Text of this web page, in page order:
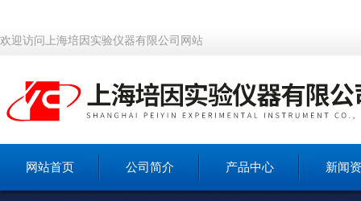
欢迎访问上海培因实验仪器有限公司网站
网站首页 公司简介 产品中心 新闻